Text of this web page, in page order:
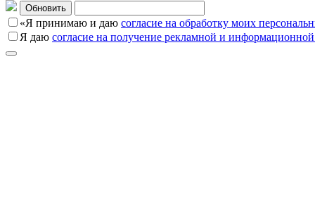
Обновить
«Я принимаю и даю согласие на обработку моих
Я даю согласие на получение рекламной и